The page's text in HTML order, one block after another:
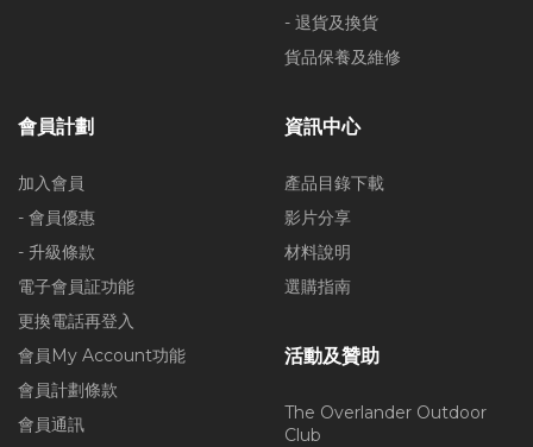
- 退貨及換貨
貨品保養及維修
會員計劃
加入會員
- 會員優惠
- 升級條款
電子會員証功能
更換電話再登入
會員My Account功能
會員計劃條款
會員通訊
資訊中心
產品目錄下載
影片分享
材料說明
選購指南
活動及贊助
The Overlander Outdoor
Club